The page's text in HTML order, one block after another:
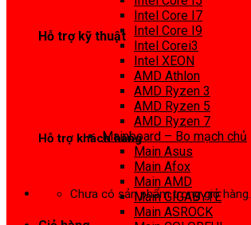
Hỗ trợ kỹ thuật
Hỗ trợ khách hàng
Chưa có sản phẩm trong giỏ hàng.
Intel Core I7
Intel Core I9
Intel Corei3
Intel XEON
AMD Athlon
AMD Ryzen 3
AMD Ryzen 5
AMD Ryzen 7
Mainboard – Bo mạch chủ
Main Asus
Main Afox
Main AMD
Main GIGABYTE
Main ASROCK